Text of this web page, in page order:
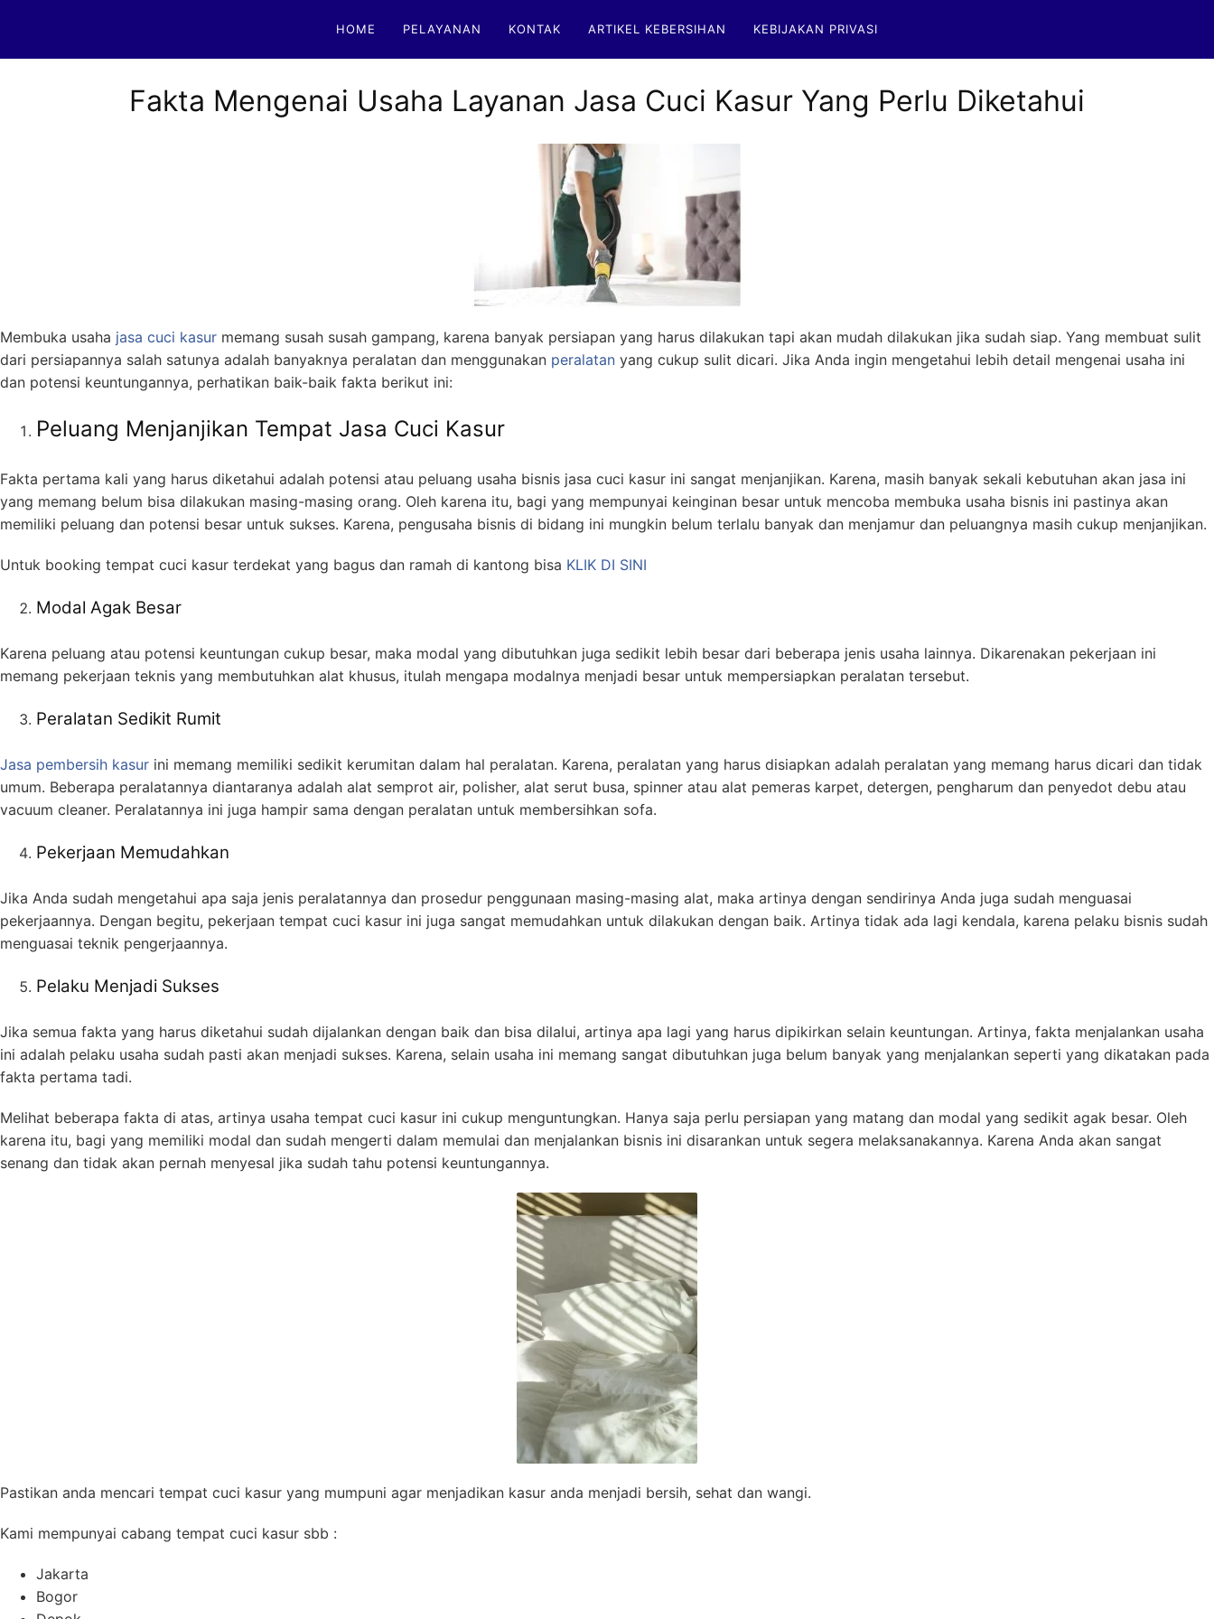
content
HOME PELAYANAN KONTAK ARTIKEL KEBERSIHAN KEBIJAKAN PRIVASI
Fakta Mengenai Usaha Layanan Jasa Cuci Kasur Yang Perlu Diketahui
Membuka usaha jasa cuci kasur memang susah susah gampang, karena banyak persiapan yang harus dilakukan tapi akan mudah dilakukan jika sudah siap. Yang membuat sulit
dari persiapannya salah satunya adalah banyaknya peralatan dan menggunakan peralatan yang cukup sulit dicari. Jika Anda ingin mengetahui lebih detail mengenai usaha ini
dan potensi keuntungannya, perhatikan baik-baik fakta berikut ini:
Peluang Menjanjikan Tempat Jasa Cuci Kasur
Fakta pertama kali yang harus diketahui adalah potensi atau peluang usaha bisnis jasa cuci kasur ini sangat menjanjikan. Karena, masih banyak sekali kebutuhan akan jasa ini
yang memang belum bisa dilakukan masing-masing orang. Oleh karena itu, bagi yang mempunyai keinginan besar untuk mencoba membuka usaha bisnis ini pastinya akan
memiliki peluang dan potensi besar untuk sukses. Karena, pengusaha bisnis di bidang ini mungkin belum terlalu banyak dan menjamur dan peluangnya masih cukup menjanjikan.
Untuk booking tempat cuci kasur terdekat yang bagus dan ramah di kantong bisa KLIK DI SINI
Modal Agak Besar
Karena peluang atau potensi keuntungan cukup besar, maka modal yang dibutuhkan juga sedikit lebih besar dari beberapa jenis usaha lainnya. Dikarenakan pekerjaan ini
memang pekerjaan teknis yang membutuhkan alat khusus, itulah mengapa modalnya menjadi besar untuk mempersiapkan peralatan tersebut.
Peralatan Sedikit Rumit
Jasa pembersih kasur ini memang memiliki sedikit kerumitan dalam hal peralatan. Karena, peralatan yang harus disiapkan adalah peralatan yang memang harus dicari dan tidak
umum. Beberapa peralatannya diantaranya adalah alat semprot air, polisher, alat serut busa, spinner atau alat pemeras karpet, detergen, pengharum dan penyedot debu atau
vacuum cleaner. Peralatannya ini juga hampir sama dengan peralatan untuk membersihkan sofa.
Pekerjaan Memudahkan
Jika Anda sudah mengetahui apa saja jenis peralatannya dan prosedur penggunaan masing-masing alat, maka artinya dengan sendirinya Anda juga sudah menguasai
pekerjaannya. Dengan begitu, pekerjaan tempat cuci kasur ini juga sangat memudahkan untuk dilakukan dengan baik. Artinya tidak ada lagi kendala, karena pelaku bisnis sudah
menguasai teknik pengerjaannya.
Pelaku Menjadi Sukses
Jika semua fakta yang harus diketahui sudah dijalankan dengan baik dan bisa dilalui, artinya apa lagi yang harus dipikirkan selain keuntungan. Artinya, fakta menjalankan usaha
ini adalah pelaku usaha sudah pasti akan menjadi sukses. Karena, selain usaha ini memang sangat dibutuhkan juga belum banyak yang menjalankan seperti yang dikatakan pada
fakta pertama tadi.
Melihat beberapa fakta di atas, artinya usaha tempat cuci kasur ini cukup menguntungkan. Hanya saja perlu persiapan yang matang dan modal yang sedikit agak besar. Oleh
karena itu, bagi yang memiliki modal dan sudah mengerti dalam memulai dan menjalankan bisnis ini disarankan untuk segera melaksanakannya. Karena Anda akan sangat
senang dan tidak akan pernah menyesal jika sudah tahu potensi keuntungannya.
Pastikan anda mencari tempat cuci kasur yang mumpuni agar menjadikan kasur anda menjadi bersih, sehat dan wangi.
Kami mempunyai cabang tempat cuci kasur sbb :
Jakarta
Bogor